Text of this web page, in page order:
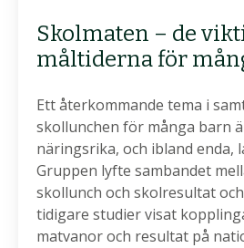
Skolmaten – de
måltiderna för
Ett återkommande tema i
skollunchen för många barn
näringsrika, och ibland enda,
Gruppen lyfte sambandet
skollunch och skolresultat
tidigare studier visat
matvanor och resultat på